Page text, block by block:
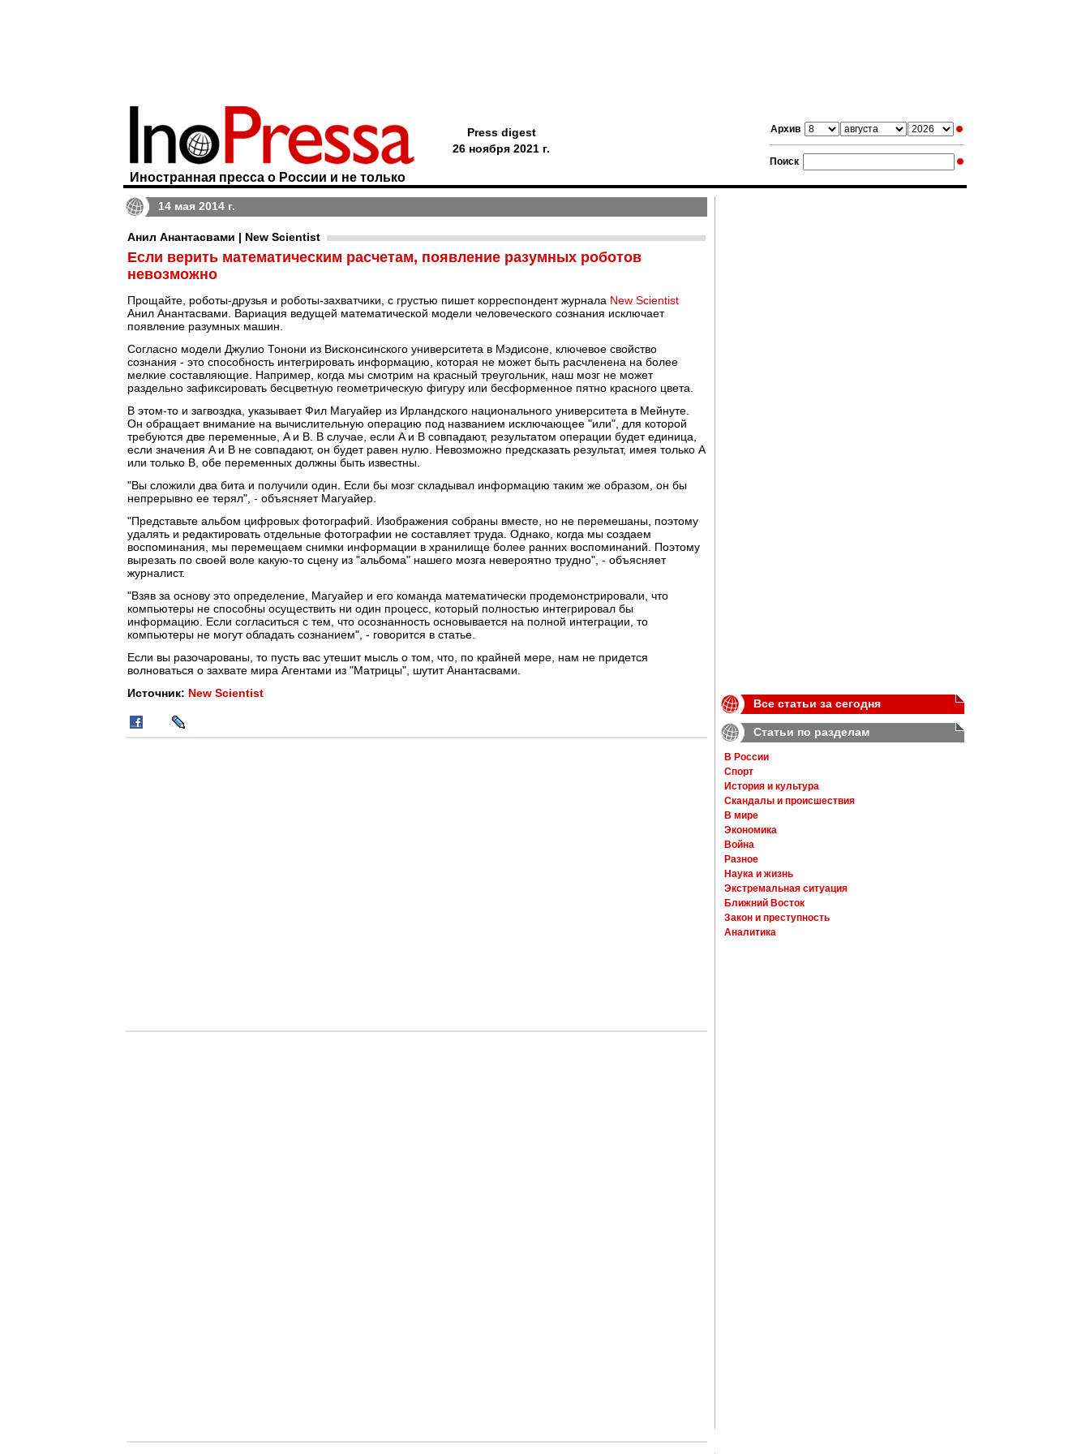
Архив
Поиск
Иностранная пресса о России и не только
Press digest
26 ноября 2021 г.
14 мая 2014 г.
Анил Анантасвами | New Scientist
Если верить математическим расчетам, появление разумных роботов
невозможно
Прощайте, роботы-друзья и роботы-захватчики, с грустью пишет корреспондент журнала New Scientist
Анил Анантасвами. Вариация ведущей математической модели человеческого сознания исключает
появление разумных машин.
Согласно модели Джулио Тонони из Висконсинского университета в Мэдисоне, ключевое свойство
сознания - это способность интегрировать информацию, которая не может быть расчленена на более
мелкие составляющие. Например, когда мы смотрим на красный треугольник, наш мозг не может
раздельно зафиксировать бесцветную геометрическую фигуру или бесформенное пятно красного цвета.
В этом-то и загвоздка, указывает Фил Магуайер из Ирландского национального университета в Мейнуте.
Он обращает внимание на вычислительную операцию под названием исключающее "или", для которой
требуются две переменные, A и B. В случае, если A и B совпадают, результатом операции будет единица,
если значения A и B не совпадают, он будет равен нулю. Невозможно предсказать результат, имея только A
или только B, обе переменных должны быть известны.
"Вы сложили два бита и получили один. Если бы мозг складывал информацию таким же образом, он бы
непрерывно ее терял", - объясняет Магуайер.
"Представьте альбом цифровых фотографий. Изображения собраны вместе, но не перемешаны, поэтому
удалять и редактировать отдельные фотографии не составляет труда. Однако, когда мы создаем
воспоминания, мы перемещаем снимки информации в хранилище более ранних воспоминаний. Поэтому
вырезать по своей воле какую-то сцену из "альбома" нашего мозга невероятно трудно", - объясняет
журналист.
"Взяв за основу это определение, Магуайер и его команда математически продемонстрировали, что
компьютеры не способны осуществить ни один процесс, который полностью интегрировал бы
информацию. Если согласиться с тем, что осознанность основывается на полной интеграции, то
компьютеры не могут обладать сознанием", - говорится в статье.
Если вы разочарованы, то пусть вас утешит мысль о том, что, по крайней мере, нам не придется
волноваться о захвате мира Агентами из "Матрицы", шутит Анантасвами.
Источник: New Scientist
Все статьи за сегодня
Статьи по разделам
В России
Спорт
История и культура
Скандалы и происшествия
В мире
Экономика
Война
Разное
Наука и жизнь
Экстремальная ситуация
Ближний Восток
Закон и преступность
Аналитика